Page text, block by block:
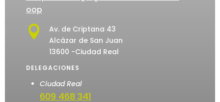
oop

Av. de Criptana 43
Alcázar de San Juan
13600 -Ciudad Real
DELEGACIONES
Ciudad Real
609 468 341